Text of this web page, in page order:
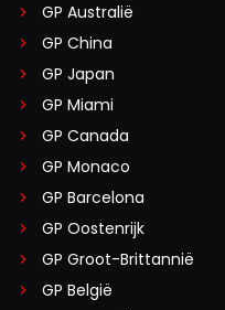
GP Australië
GP China
GP Japan
GP Miami
GP Canada
GP Monaco
GP Barcelona
GP Oostenrijk
GP Groot-Brittannië
GP België